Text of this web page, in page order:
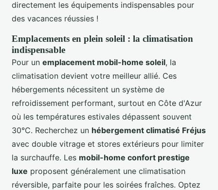
directement les équipements indispensables pour
des vacances réussies !
Emplacements en plein soleil : la climatisation
indispensable
Pour un emplacement mobil-home soleil, la
climatisation devient votre meilleur allié. Ces
hébergements nécessitent un système de
refroidissement performant, surtout en Côte d'Azur
où les températures estivales dépassent souvent
30°C. Recherchez un hébergement climatisé Fréjus
avec double vitrage et stores extérieurs pour limiter
la surchauffe. Les mobil-home confort prestige
luxe proposent généralement une climatisation
réversible, parfaite pour les soirées fraîches. Optez